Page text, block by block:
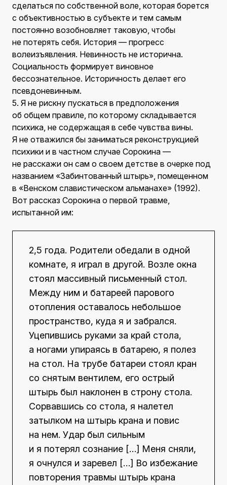
сделаться по собственной воле, которая борется
с объективностью в субъекте и тем самым
постоянно возобновляет таковую, чтобы
не потерять себя. История — прогресс
волеизъявления. Невинность не исторична.
Социальность формирует виновное
бессознательное. Историчность делает его
псевдоневинным.
5. Я не рискну пускаться в предположения
об общем правиле, по которому складывается
психика, не содержащая в себе чувства вины.
Я не отважился бы заниматься реконструкцией
психики и в частном случае Сорокина —
не расскажи он сам о своем детстве в очерке под
названием «Забинтованный штырь», помещенном
в «Венском славистическом альманахе» (1992).
Вот рассказ Сорокина о первой травме,
испытанной им:
2,5 года. Родители обедали в одной
комнате, я играл в другой. Возле окна
стоял массивный письменный стол.
Между ним и батареей парового
отопления оставалось небольшое
пространство, куда я и забрался.
Уцепившись руками за край стола,
а ногами упираясь в батарею, я полез
на стол. На трубе батареи стоял кран
со снятым вентилем, его острый
штырь был наклонен в строну стола.
Сорвавшись со стола, я налетел
затылком на штырь крана и повис
на нем. Удар был сильным
и я потерял сознание […] Меня сняли,
я очнулся и заревел […] Во избежание
повторения травмы штырь крана